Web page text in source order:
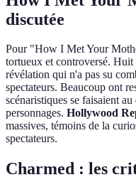
discutée
Pour "How I Met Your
tortueux et controversé. Huit
révélation qui n'a pas su
spectateurs. Beaucoup ont
scénaristiques se faisaient
personnages. Hollywood
massives, témoins de la
spectateurs.
Charmed : les